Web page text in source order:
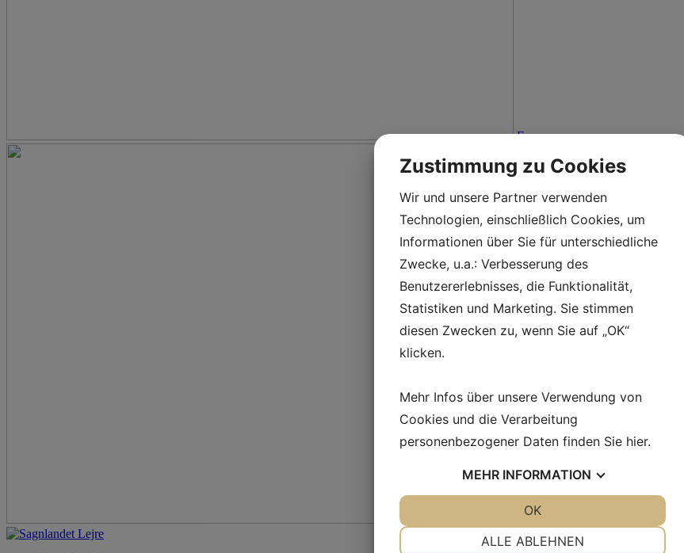
En
Fr
Zustimmung zu Cookies
Wir und unsere Partner verwenden
Technologien, einschließlich Cookies, um
Informationen über Sie für unterschiedliche
Zwecke, u.a.: Verbesserung des
Benutzererlebnisses, die Funktionalität,
Statistiken und Marketing. Sie stimmen
diesen Zwecken zu, wenn Sie auf „OK“
klicken.
Mehr Infos über unsere Verwendung von
Cookies und die Verarbeitung
personenbezogener Daten finden Sie hier.
MEHR INFORMATION
ALLE ABLEHNEN
OK